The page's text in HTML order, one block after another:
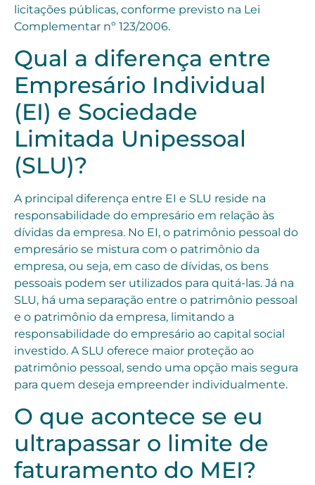
licitações públicas, conforme previsto na Lei
Complementar nº 123/2006.
Qual a diferença entre
Empresário Individual
(EI) e Sociedade
Limitada Unipessoal
(SLU)?
A principal diferença entre EI e SLU reside na
responsabilidade do empresário em relação às
dívidas da empresa. No EI, o patrimônio pessoal do
empresário se mistura com o patrimônio da
empresa, ou seja, em caso de dívidas, os bens
pessoais podem ser utilizados para quitá-las. Já na
SLU, há uma separação entre o patrimônio pessoal
e o patrimônio da empresa, limitando a
responsabilidade do empresário ao capital social
investido. A SLU oferece maior proteção ao
patrimônio pessoal, sendo uma opção mais segura
para quem deseja empreender individualmente.
O que acontece se eu
ultrapassar o limite de
faturamento do MEI?